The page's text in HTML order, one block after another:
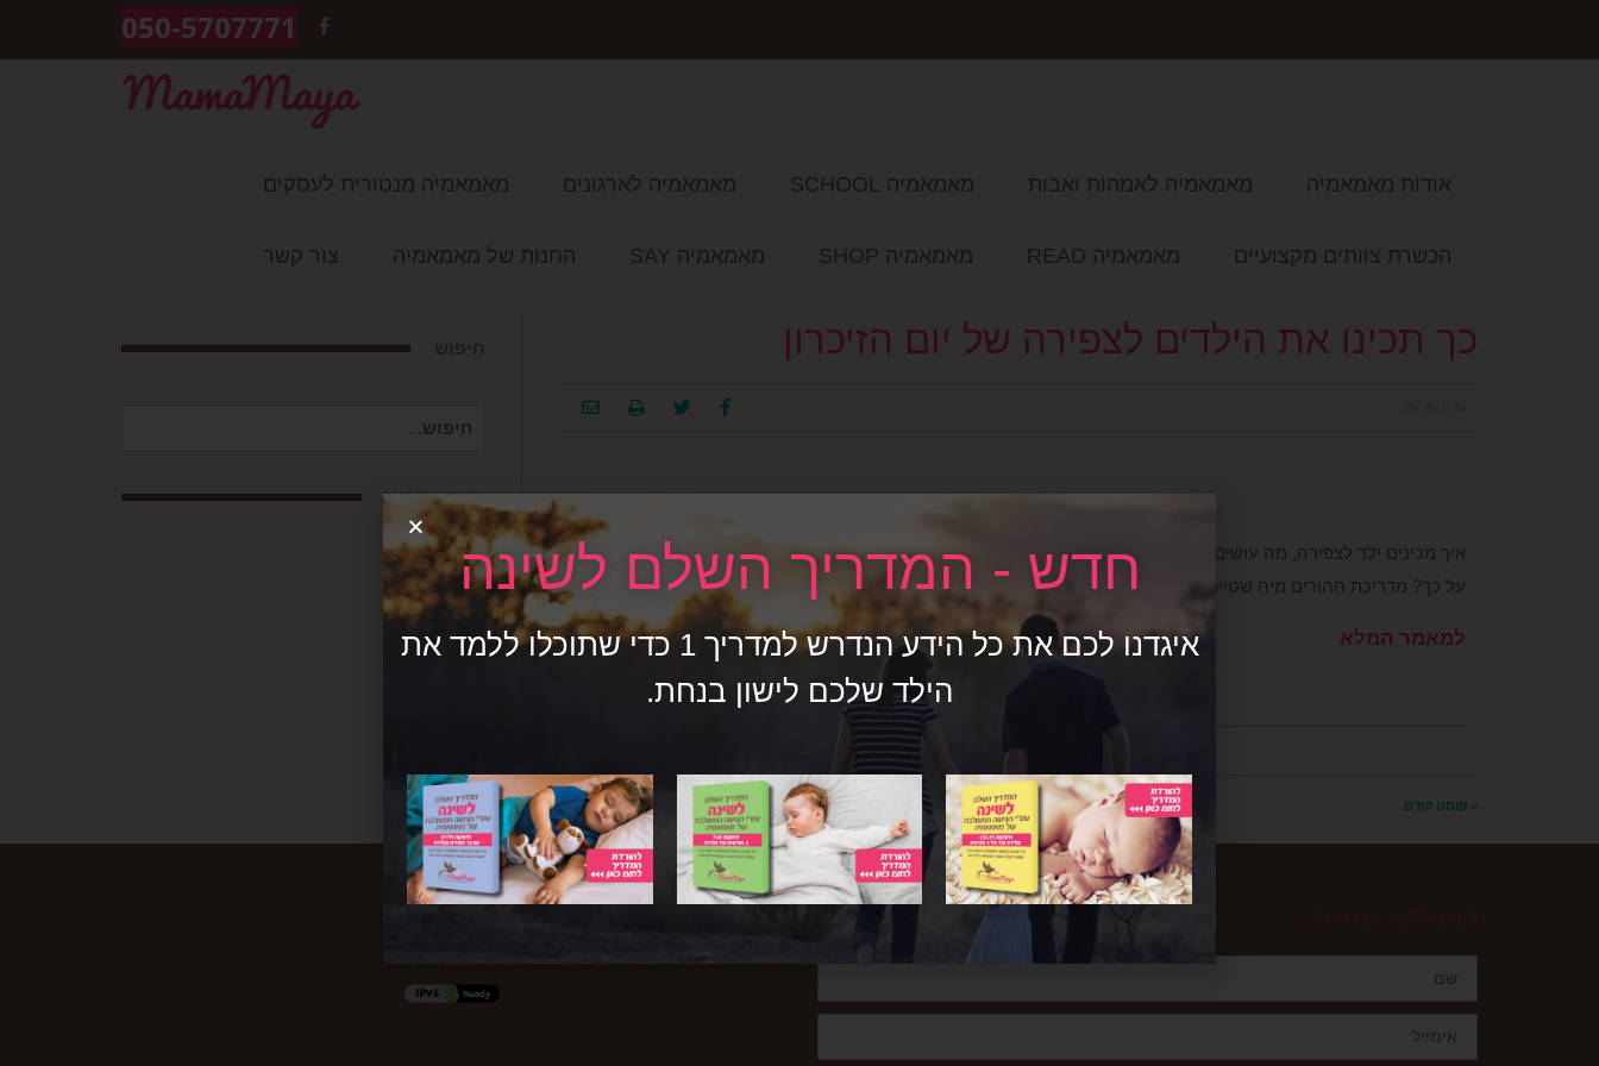
FACEBOOK
050-5707771
אודות מאמאמיה מאמאמיה לאמהות ואבות מאמאמיה SCHOOL מאמאמיה לארגונים מאמאמיה מנטורית לעסקים
הכשרת צוותים מקצועיים מאמאמיה READ מאמאמיה SHOP מאמאמיה SAY החנות של מאמאמיה צור קשר
כך תכינו את הילדים לצפירה של יום הזיכרון
איך מכינים ילד לצפירה, מה עושים אם הוא צוחק במהלכה, איך מסבירים לילדים מהו שכול, ובאיזה גילאים עדיף שלא לדבר
על כך? מדריכת ההורים מיה שטיינהרדט-זיו במדריך מיוחד להורים.
למאמר המלא
« פוסט קודם פוסט הבא »
עבור:
עקבו אחרינו
רוצים לדבר עם מיה?
חדש - המדריך השלם לשינה
איגדנו לכם את כל הידע הנדרש למדריך 1 כדי שתוכלו ללמד את
הילד שלכם לישון בנחת.